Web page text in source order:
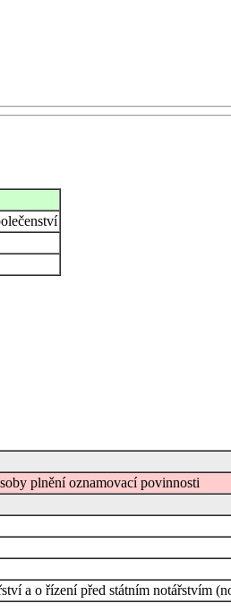
plnění oznamovací povinnosti
a o řízení před státním notářstvím